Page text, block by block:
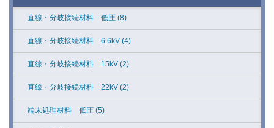
直線・分岐接続材料 低圧 (8)
直線・分岐接続材料 6.6kV (4)
直線・分岐接続材料 15kV (2)
直線・分岐接続材料 22kV (2)
端末処理材料 低圧 (5)